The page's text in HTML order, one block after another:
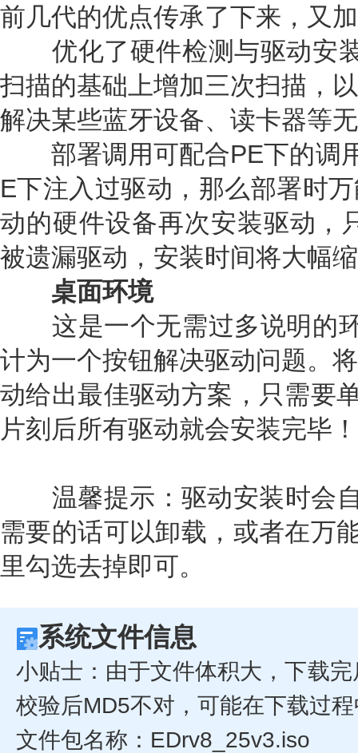
前几代的优点传承了下来，又
优化了硬件检测与驱动安
扫描的基础上增加三次扫描，
解决某些蓝牙设备、读卡器等
部署调用可配合PE下的调
E下注入过驱动，那么部署时
动的硬件设备再次安装驱动，
被遗漏驱动，安装时间将大幅
桌面环境
这是一个无需过多说明的
计为一个按钮解决驱动问题。
动给出最佳驱动方案，只需要
片刻后所有驱动就会安装完毕！
温馨提示：驱动安装时会自
需要的话可以卸载，或者在万
里勾选去掉即可。
系统文件信息
小贴士：由于文件体积大，下载
校验后MD5不对，可能在下载过
文件包名称：EDrv8_25v3.iso